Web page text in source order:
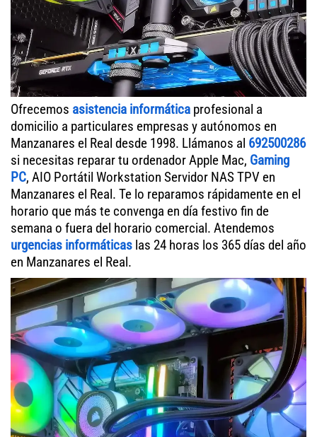
Ofrecemos asistencia informática profesional a
domicilio a particulares empresas y autónomos en
Manzanares el Real desde 1998. Llámanos al 692500286
si necesitas reparar tu ordenador Apple Mac, Gaming
PC, AIO Portátil Workstation Servidor NAS TPV en
Manzanares el Real. Te lo reparamos rápidamente en el
horario que más te convenga en día festivo fin de
semana o fuera del horario comercial. Atendemos
urgencias informáticas las 24 horas los 365 días del año
en Manzanares el Real.